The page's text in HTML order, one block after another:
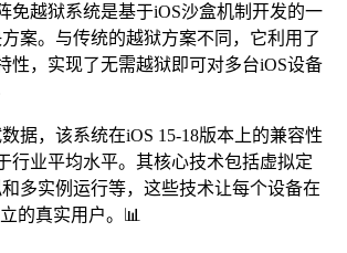
免越狱系统是基于iOS沙盒机制开发的一
案。与传统的越狱方案不同，它利用了
性，实现了无需越狱即可对多台iOS设备
据，该系统在iOS 15-18版本上的兼容性
行业平均水平。其核心技术包括虚拟定
多实例运行等，这些技术让每个设备在
的真实用户。📊